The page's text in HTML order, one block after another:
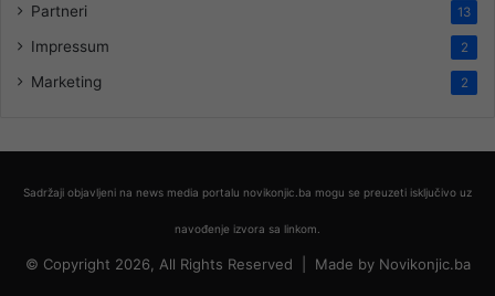
Partneri 13
Impressum 2
Marketing 2
Sadržaji objavljeni na news media portalu novikonjic.ba mogu se preuzeti isključivo uz
navođenje izvora sa linkom.
© Copyright 2026, All Rights Reserved | Made by Novikonjic.ba